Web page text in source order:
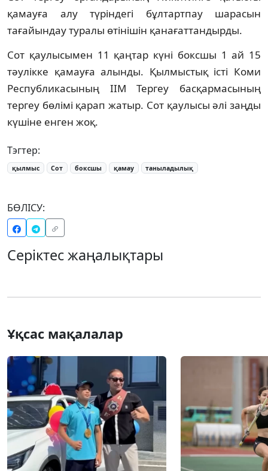
қамауға алу түріндегі бұлтартпау шарасын
тағайындау туралы өтінішін қанағаттандырды.
Сот қаулысымен 11 қаңтар күні боксшы 1 ай 15
тәулікке қамауға алынды. Қылмыстық істі Коми
Республикасының ІІМ Тергеу басқармасының
тергеу бөлімі қарап жатыр. Сот қаулысы әлі заңды
күшіне енген жоқ.
Тэгтер:
қылмыс Сот боксшы қамау таныладылық
БӨЛІСУ:
Серіктес жаңалықтары
Ұқсас мақалалар